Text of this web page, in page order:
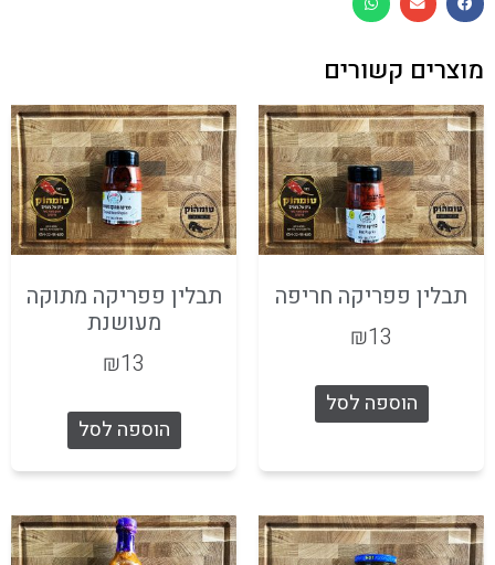
מוצרים קשורים
תבלין פפריקה חריפה
₪13
הוספה לסל
תבלין פפריקה מתוקה
מעושנת
₪13
הוספה לסל